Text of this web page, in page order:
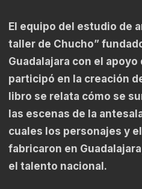
El equipo del estudio de
taller de Chucho”
Guadalajara con el
participó en la creación
libro se relata cómo se
las escenas de la
cuales los personajes y
fabricaron en
el talento nacional.